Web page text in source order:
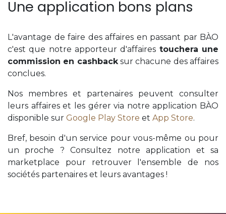
Une application bons plans
L'avantage de faire des affaires en passant par BÀO
c'est que notre apporteur d'affaires touchera une
commission en cashbacksur chacune des affaires
conclues.
Nos membres et partenaires peuvent consulter
leurs affaires et les gérer via notre application BÀO
disponible sur Google Play Store et App Store.
Bref, besoin d'un service pour vous-même ou pour
un proche ? Consultez notre application et sa
marketplace pour retrouver l'ensemble de nos
sociétés partenaires et leurs avantages !